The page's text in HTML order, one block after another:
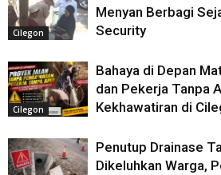
Cilegon
Menyan Berbagi
Security
Cilegon
Bahaya di Depan
dan Pekerja Tanpa
Kekhawatiran di
Penutup Drainase
Dikeluhkan Warga,